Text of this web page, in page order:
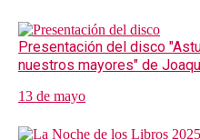
Presentación del disco
nuestros mayores" de
13 de mayo